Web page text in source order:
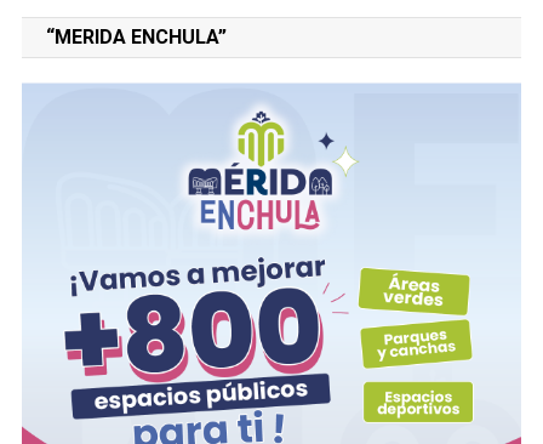
“MERIDA ENCHULA”